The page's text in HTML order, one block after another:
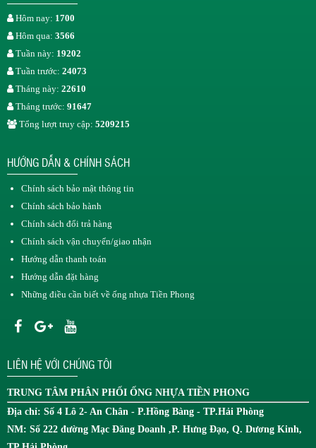
Hôm nay: 1700
Hôm qua: 3566
Tuần này: 19202
Tuần trước: 24073
Tháng này: 22610
Tháng trước: 91647
Tổng lượt truy cập: 5209215
HƯỚNG DẪN & CHÍNH SÁCH
Chính sách bảo mật thông tin
Chính sách bảo hành
Chính sách đổi trả hàng
Chính sách vận chuyển/giao nhận
Hướng dẫn thanh toán
Hướng dẫn đặt hàng
Những điều cần biết về ống nhựa Tiền Phong
LIÊN HỆ VỚI CHÚNG TÔI
TRUNG TÂM PHÂN PHỐI ỐNG NHỰA TIỀN PHONG
Địa chỉ: Số 4 Lô 2- An Chân - P.Hồng Bàng - TP.Hải Phòng
NM: Số 222 đường Mạc Đăng Doanh ,P. Hưng Đạo, Q. Dương Kinh,